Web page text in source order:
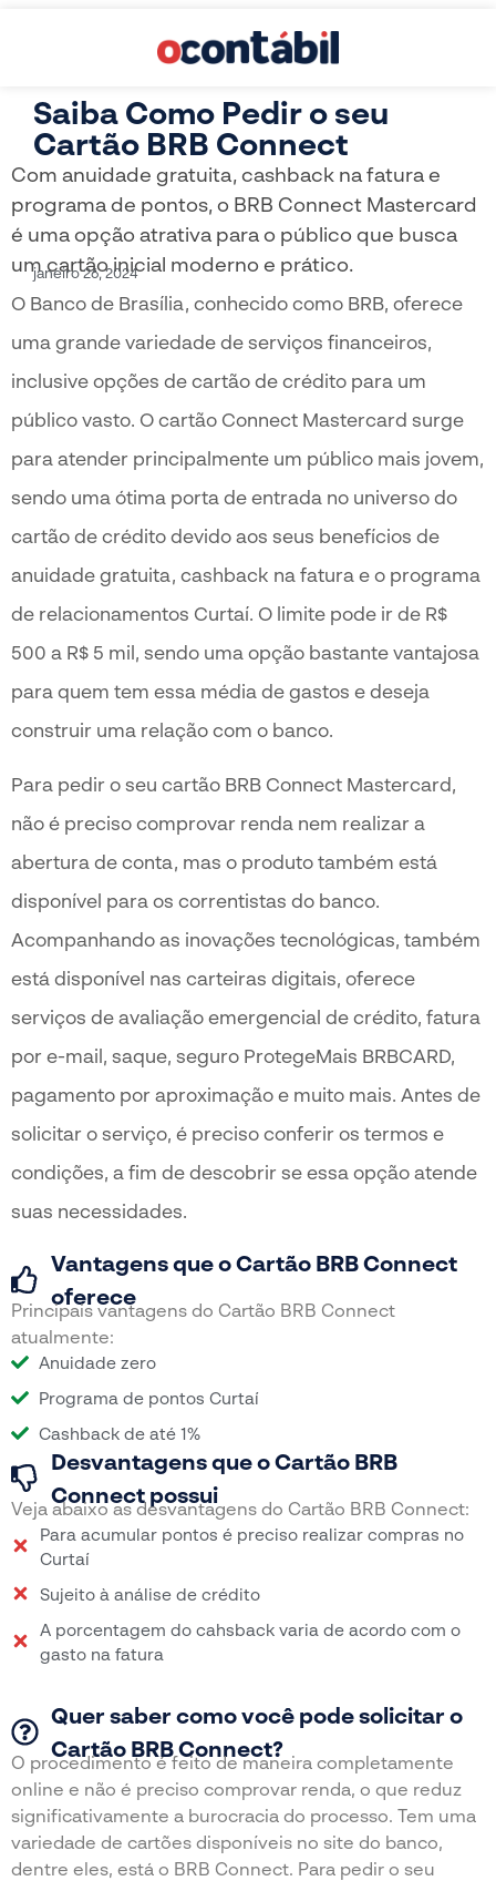
Saiba Como Pedir o seu
Cartão BRB Connect
Com anuidade gratuita, cashback na fatura e
programa de pontos, o BRB Connect Mastercard
é uma opção atrativa para o público que busca
um cartão inicial moderno e prático.
janeiro 26, 2024
O Banco de Brasília, conhecido como BRB, oferece
uma grande variedade de serviços financeiros,
inclusive opções de cartão de crédito para um
público vasto. O cartão Connect Mastercard surge
para atender principalmente um público mais jovem,
sendo uma ótima porta de entrada no universo do
cartão de crédito devido aos seus benefícios de
anuidade gratuita, cashback na fatura e o programa
de relacionamentos Curtaí. O limite pode ir de R$
500 a R$ 5 mil, sendo uma opção bastante vantajosa
para quem tem essa média de gastos e deseja
construir uma relação com o banco.
Para pedir o seu cartão BRB Connect Mastercard,
não é preciso comprovar renda nem realizar a
abertura de conta, mas o produto também está
disponível para os correntistas do banco.
Acompanhando as inovações tecnológicas, também
está disponível nas carteiras digitais, oferece
serviços de avaliação emergencial de crédito, fatura
por e-mail, saque, seguro ProtegeMais BRBCARD,
pagamento por aproximação e muito mais. Antes de
solicitar o serviço, é preciso conferir os termos e
condições, a fim de descobrir se essa opção atende
suas necessidades.
Vantagens que o Cartão BRB Connect
oferece
Principais vantagens do Cartão BRB Connect
atualmente:
Anuidade zero
Programa de pontos Curtaí
Cashback de até 1%
Desvantagens que o Cartão BRB
Connect possui
Veja abaixo as desvantagens do Cartão BRB Connect:
Para acumular pontos é preciso realizar compras no
Curtaí
Sujeito à análise de crédito
A porcentagem do cahsback varia de acordo com o
gasto na fatura
Quer saber como você pode solicitar o
Cartão BRB Connect?
O procedimento é feito de maneira completamente
online e não é preciso comprovar renda, o que reduz
significativamente a burocracia do processo. Tem uma
variedade de cartões disponíveis no site do banco,
dentre eles, está o BRB Connect. Para pedir o seu